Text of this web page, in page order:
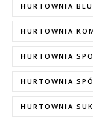
HURTOWNIA
HURTOWNIA
HURTOWNIA
HURTOWNIA
HURTOWNIA